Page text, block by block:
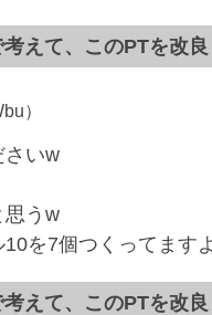
えて、このPTを改
）
さいw
思うw
を7個つくってます
えて、このPTを改